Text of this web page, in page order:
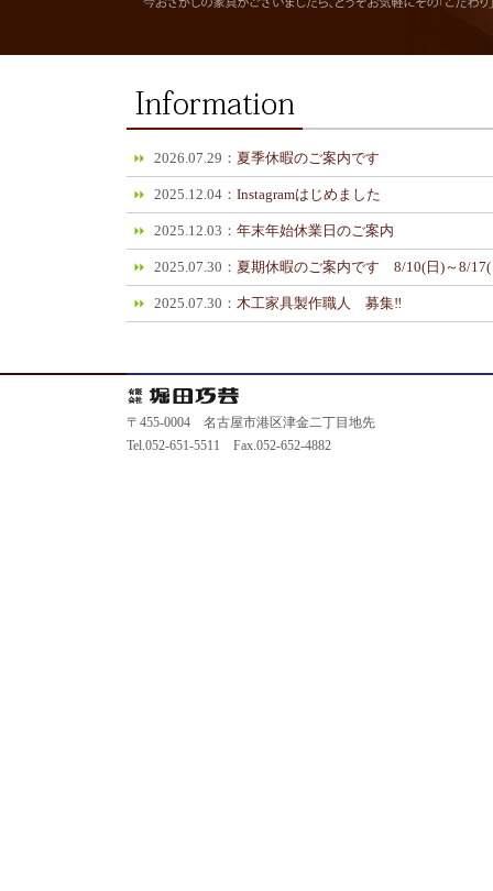
2026.07.29： 夏季休暇のご案内です
2025.12.04： Instagramはじめました
2025.12.03： 年末年始休業日のご案内
2025.07.30： 夏期休暇のご案内です 8/10(日)～8/17(
2025.07.30： 木工家具製作職人 募集‼
〒455-0004 名古屋市港区津金二丁目地先
Tel.052-651-5511 Fax.052-652-4882